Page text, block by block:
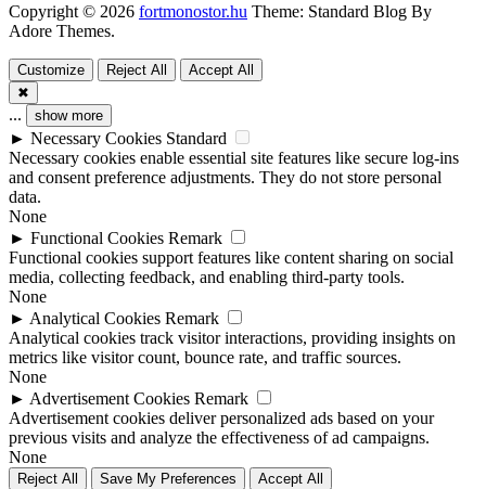
Copyright © 2026 fortmonostor.hu Theme: Standard Blog By
Adore Themes.
Customize Reject All
Accept All
✖
... show more
► Necessary Cookies Standard
Necessary cookies enable essential site features like secure log-ins
and consent preference adjustments. They do not store personal
data.
None
► Functional Cookies Remark
Functional cookies support features like content sharing on social
media, collecting feedback, and enabling third-party tools.
None
► Analytical Cookies Remark
Analytical cookies track visitor interactions, providing insights on
metrics like visitor count, bounce rate, and traffic sources.
None
► Advertisement Cookies Remark
Advertisement cookies deliver personalized ads based on your
previous visits and analyze the effectiveness of ad campaigns.
None
Reject All Save My Preferences Accept All